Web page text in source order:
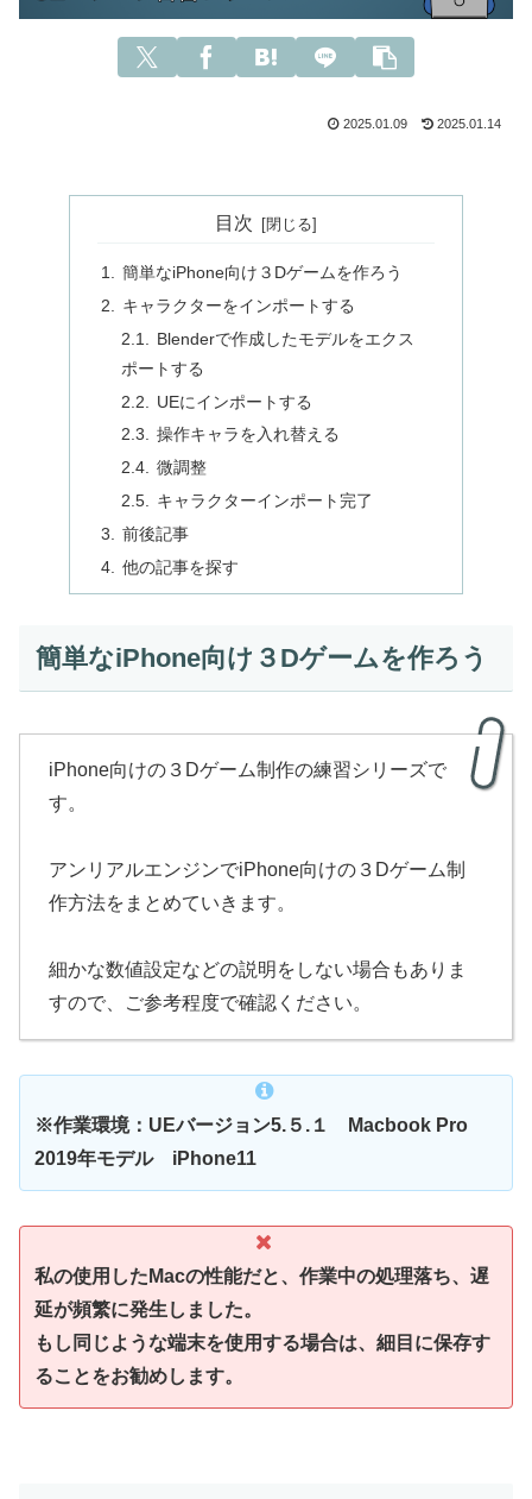
2025.01.09 2025.01.14
目次
簡単なiPhone向け３Dゲームを作ろう
キャラクターをインポートする
Blenderで作成したモデルをエクス
ポートする
UEにインポートする
操作キャラを入れ替える
微調整
キャラクターインポート完了
前後記事
他の記事を探す
簡単なiPhone向け３Dゲームを作ろう
iPhone向けの３Dゲーム制作の練習シリーズで
す。
アンリアルエンジンでiPhone向けの３Dゲーム制
作方法をまとめていきます。
細かな数値設定などの説明をしない場合もありま
すので、ご参考程度で確認ください。
※作業環境：UEバージョン5.５.１
Macbook Pro
2019年モデル iPhone11
私の使用したMacの性能だと、作業中の処理落ち、遅
延が頻繁に発生しました。
もし同じような端末を使用する場合は、細目に保存す
ることをお勧めします。